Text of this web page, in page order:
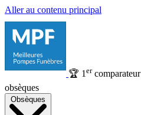
Aller au contenu principal
🏆 1 ercomparateur
obsèques
Obsèques